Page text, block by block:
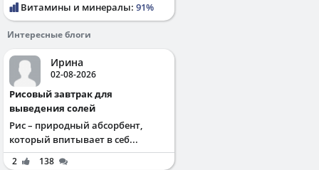
Витамины и минералы: 91%
Интересные блоги
Ирина
02-08-2026
Рисовый завтрак для
выведения солей
Рис – природный абсорбент,
который впитывает в себ...
2 138